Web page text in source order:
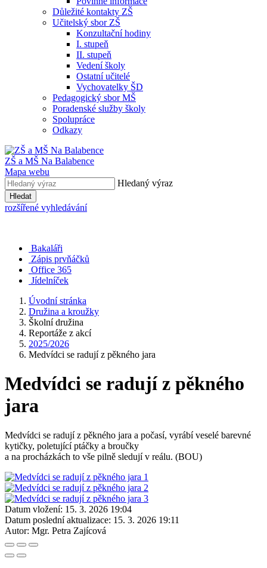
Důležité kontakty ZŠ
Učitelský sbor ZŠ
Konzultační hodiny
I. stupeň
II. stupeň
Vedení školy
Ostatní učitelé
Vychovatelky ŠD
Pedagogický sbor MŠ
Poradenské služby školy
Spolupráce
Odkazy
ZŠ a MŠ Na Balabence
Mapa webu
Hledaný výraz
Hledat
rozšířené vyhledávání
Bakaláři
Zápis prvňáčků
Office 365
Jídelníček
Úvodní stránka
Družina a kroužky
Školní družina
Reportáže z akcí
2025/2026
Medvídci se radují z pěkného jara
Medvídci se radují z pěkného
jara
Medvídci se radují z pěkného jara a počasí, vyrábí veselé barevné
kytičky, poletující ptáčky a broučky
a na procházkách to vše pilně sledují v reálu. (BOU)
Datum vložení: 15. 3. 2026 19:04
Datum poslední aktualizace: 15. 3. 2026 19:11
Autor: Mgr. Petra Zajícová